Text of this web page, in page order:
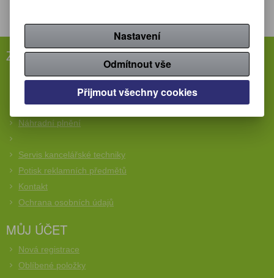
ZÁKAZNICKÝ SERVIS
Rychlá objednávka
Obchodní podmínky
Reklamační podmínky
Náhradní plnění
Servis kancelářské techniky
Potisk reklamních předmětů
Kontakt
Ochrana osobních údajů
MŮJ ÚČET
Nová registrace
Oblíbené položky
Nastavení
Odmítnout vše
Přijmout všechny cookies